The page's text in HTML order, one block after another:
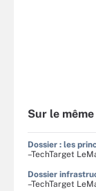
Sur le
Dossier : les
–TechTarget
Dossier
–TechTarget